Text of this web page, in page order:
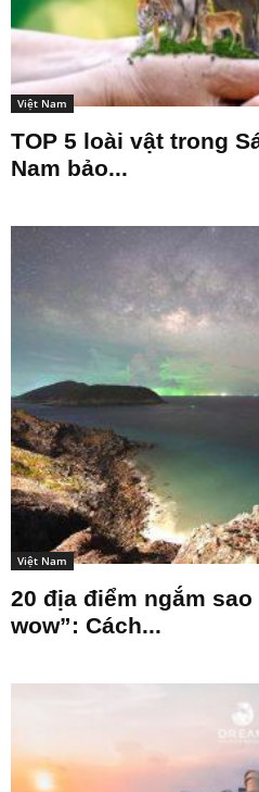
Việt Nam
TOP 5 loài vật trong
Nam bảo...
Việt Nam
20 địa điểm ngắm
wow”: Cách...